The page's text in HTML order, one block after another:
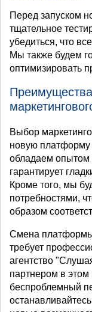
Перед запуском
тщательное
убедиться, что
Мы также будем
оптимизировать
Выбор
новую
обладаем опытом
гарантирует
Кроме того, мы
потребностями,
образом
Смена платформы
требует
агентство
партнером в этом
беспроблемный